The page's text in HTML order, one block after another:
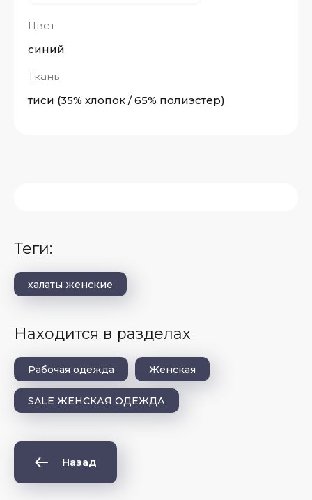
Цвет
синий
Ткань
тиси (35% хлопок / 65% полиэстер)
теги:
халаты женские
Находится в разделах
Рабочая одежда Женская
SALE ЖЕНСКАЯ ОДЕЖДА
Назад